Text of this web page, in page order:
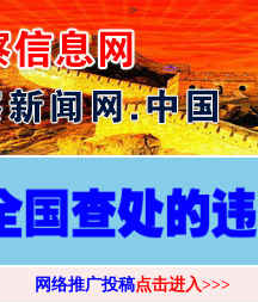
>
网络推广投稿点击进入>>>